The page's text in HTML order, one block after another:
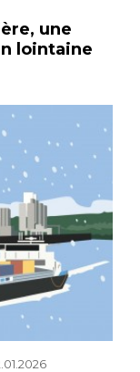
une
lointaine